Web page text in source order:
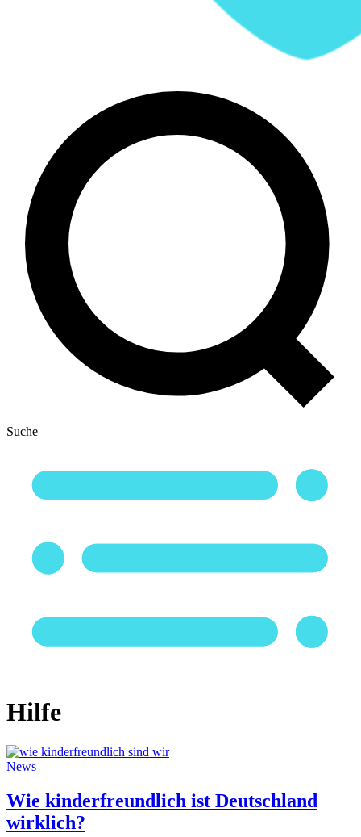
Suche
Hilfe
News
Wie kinderfreundlich ist Deutschland
wirklich?